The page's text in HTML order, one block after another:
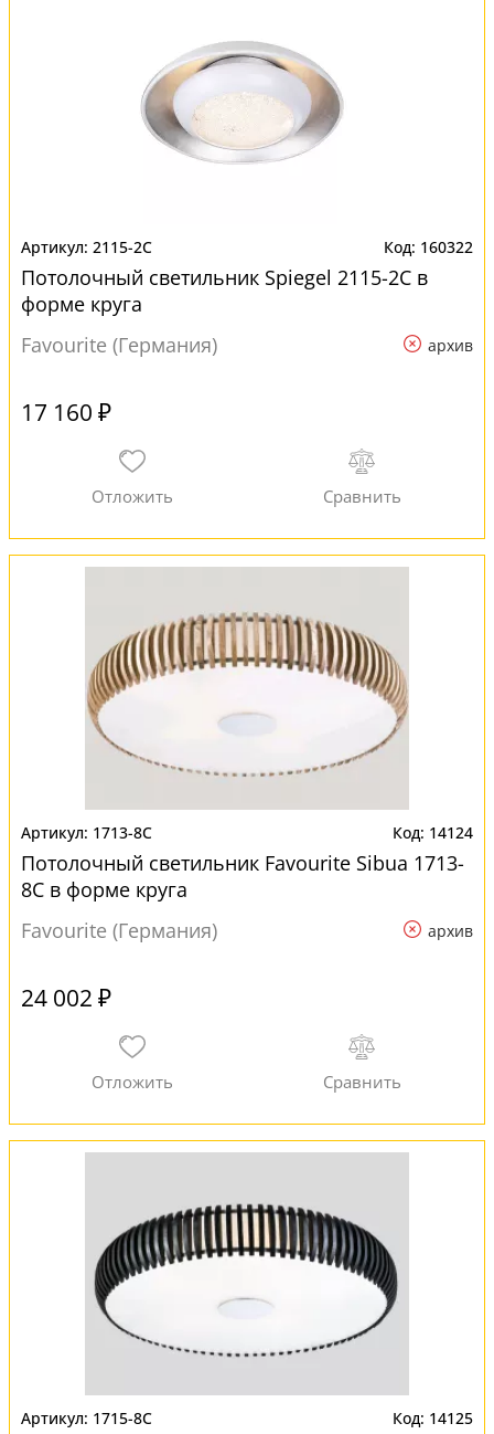
2115-2C 160322
Потолочный светильник Spiegel 2115-2C в
форме круга
Favourite (Германия)
архив
17 160 ₽
1713-8C 14124
Потолочный светильник Favourite Sibua 1713-
8C в форме круга
Favourite (Германия)
архив
24 002 ₽
1715-8C 14125